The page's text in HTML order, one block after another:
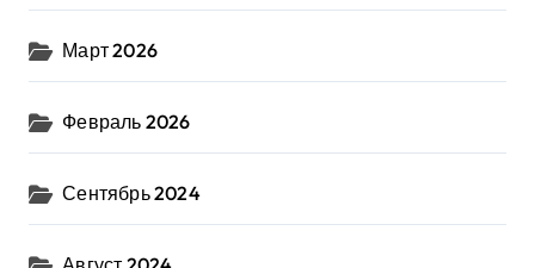
Март 2026
Февраль 2026
Сентябрь 2024